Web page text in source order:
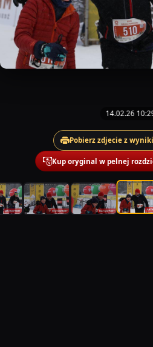
14.02.26
Pobierz zdjecie z
Kup oryginal w pelnej